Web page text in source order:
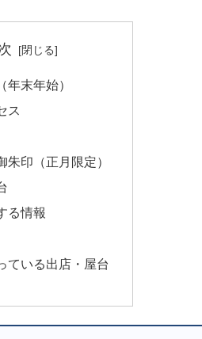
年末年始）
ス
朱印（正月限定）
る情報
ている出店・屋台